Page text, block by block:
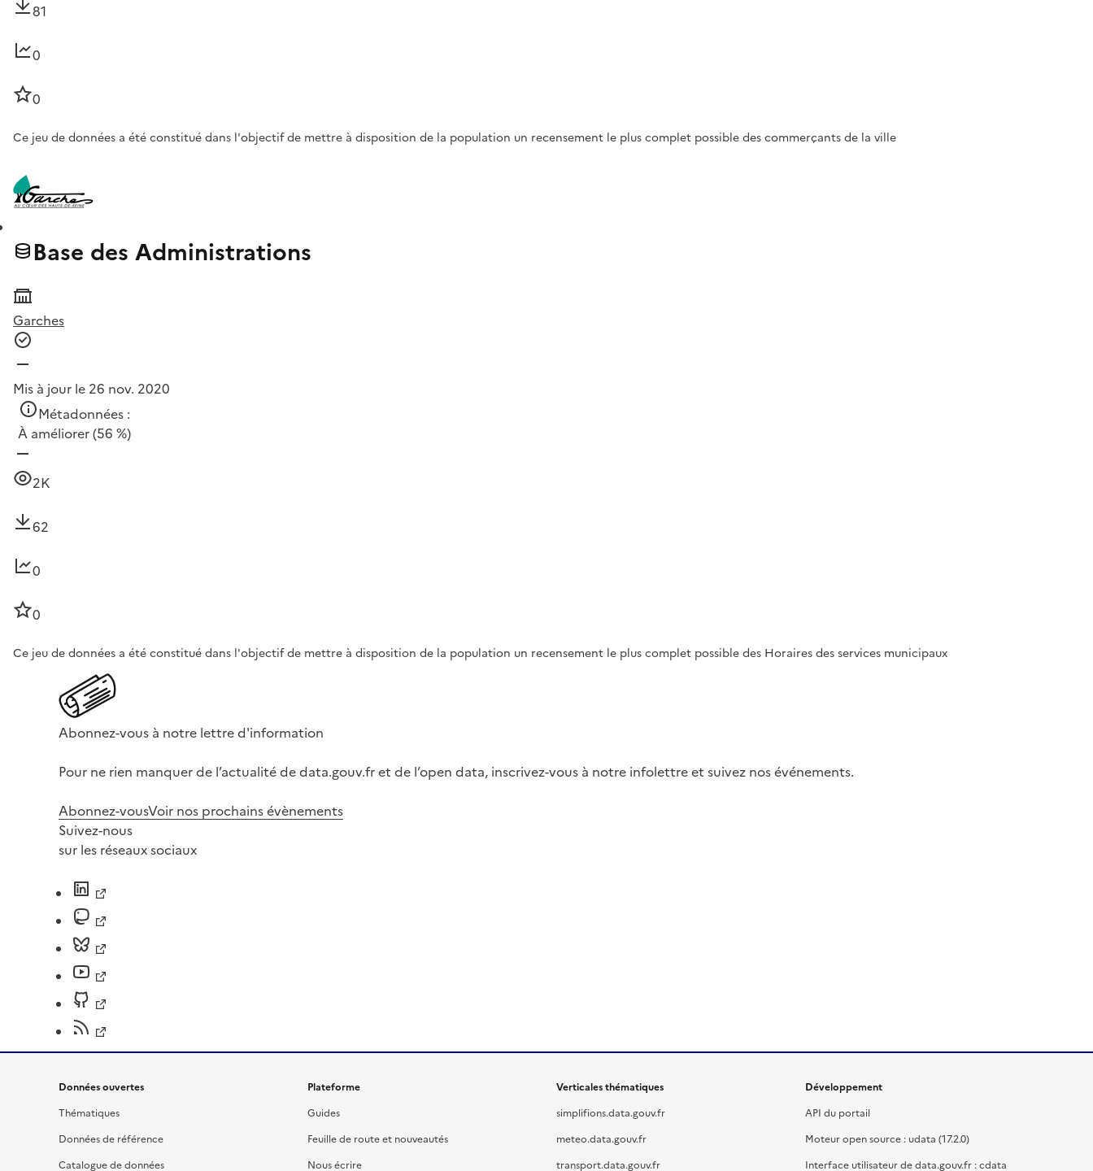
81
0
0
Ce jeu de données a été constitué dans l'objectif de mettre à disposition de la population un recensement le plus complet possible des commerçants de la ville
Base des Administrations
Garches
Mis à jour le 26 nov. 2020
Métadonnées :
À améliorer(56 %)
2K
62
0
0
Ce jeu de données a été constitué dans l'objectif de mettre à disposition de la population un recensement le plus complet possible des Horaires des services municipaux
Abonnez-vous à notre lettre d'information
Pour ne rien manquer de l’actualité de data.gouv.fr et de l’open data, inscrivez-vous à notre infolettre et suivez nos événements.
Abonnez-vousVoir nos prochains évènements
Suivez-nous
sur les réseaux sociaux
Données ouvertes
Thématiques
Données de référence
Catalogue de données
Plateforme
Guides
Feuille de route et nouveautés
Nous écrire
Verticales thématiques
simplifions.data.gouv.fr
meteo.data.gouv.fr
transport.data.gouv.fr
Développement
API du portail
Moteur open source : udata (17.2.0)
Interface utilisateur de data.gouv.fr : cdata